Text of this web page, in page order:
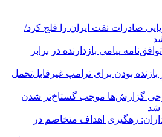
صادرات نفت ایران را فلج کرد/
پیامی بازدارنده در برابر
بودن برای ترامپ غیرقابل‌تحمل
گزارش‌ها موجب گستاخ‌تر شدن
شد
رهگیری اهداف متخاصم در